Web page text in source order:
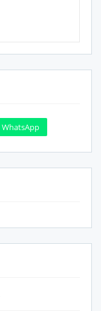
WhatsApp